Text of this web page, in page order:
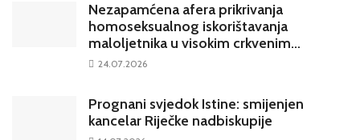
Nezapamćena afera prikrivanja
homoseksualnog iskorištavanja
maloljetnika u visokim crkvenim
krugovima potresa Hrvatsku
24.07.2026
Prognani svjedok Istine: smijenjen
kancelar Riječke nadbiskupije